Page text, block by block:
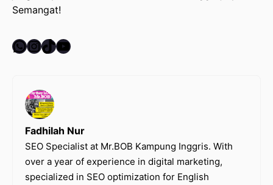
Semangat!
WhatsApp
Instagram
TikTok
YouTube
Fadhilah Nur
SEO Specialist at Mr.BOB Kampung Inggris. With
over a year of experience in digital marketing,
specialized in SEO optimization for English